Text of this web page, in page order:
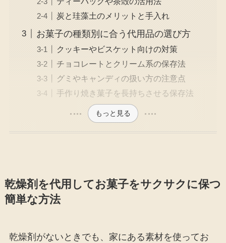
炭と珪藻土のメリットと手入れ
お菓子の種類別に合う代用品の選び方
クッキーやビスケット向けの対策
チョコレートとクリーム系の保存法
グミやキャンディの扱い方の注意点
手作り焼き菓子を長持ちさせる保存法
もっと見る
乾燥剤を代用してお菓子をサクサクに保つ
簡単な方法
乾燥剤がないときでも、家にある素材を使ってお